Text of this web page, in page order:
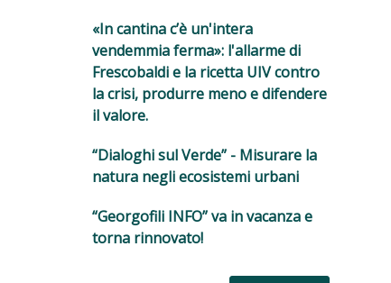
«In cantina c’è un'intera
vendemmia ferma»: l'allarme di
Frescobaldi e la ricetta UIV contro
la crisi, produrre meno e difendere
il valore.
“Dialoghi sul Verde” - Misurare la
natura negli ecosistemi urbani
“Georgofili INFO” va in vacanza e
torna rinnovato!